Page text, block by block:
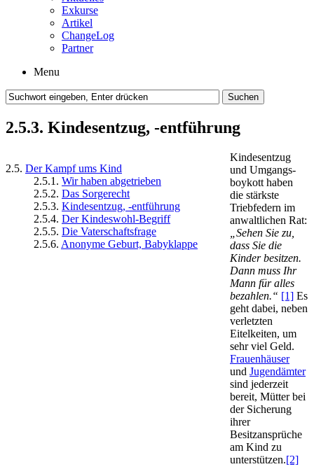
Exkurse
Artikel
ChangeLog
Partner
Menu
2.5.3. Kindesentzug, -entführung
2.5. Der Kampf ums Kind
2.5.1. Wir haben abgetrieben
2.5.2. Das Sorgerecht
2.5.3. Kindesentzug, -entführung
2.5.4. Der Kindeswohl-Begriff
2.5.5. Die Vaterschaftsfrage
2.5.6. Anonyme Geburt, Babyklappe
Kindesentzug
und Umgangs­
boykott haben
die stärkste
Triebfedern im
anwaltlichen Rat:
„Sehen Sie zu,
dass Sie die
Kinder besitzen.
Dann muss Ihr
Mann für alles
bezahlen.“ [1] Es
geht dabei, neben
verletzten
Eitelkeiten, um
sehr viel Geld.
Frauen­häuser
und Jugendämter
sind jederzeit
bereit, Mütter bei
der Sicherung
ihrer
Besitzansprüche
am Kind zu
unterstützen.[2]